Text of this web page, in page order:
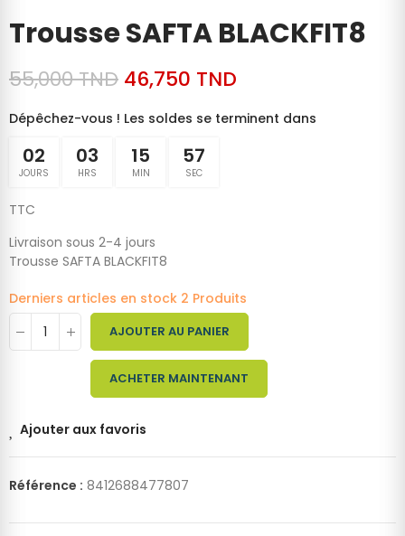
Trousse SAFTA BLACKFIT8
55,000 TND 46,750 TND
Dépêchez-vous ! Les soldes se terminent dans
02
JOURS
03
HRS
15
MIN
57
SEC
TTC
Livraison sous 2-4 jours
Trousse SAFTA BLACKFIT8
Derniers articles en stock 2 Produits
AJOUTER AU PANIER
ACHETER MAINTENANT
Ajouter aux favoris
Référence : 8412688477807